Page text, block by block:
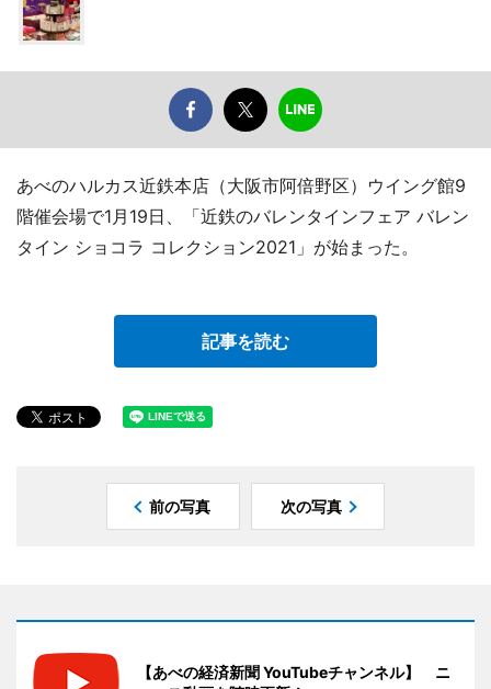
あべのハルカス近鉄本店（大阪市阿倍野区）ウイング館9
階催会場で1月19日、「近鉄のバレンタインフェア バレン
タイン ショコラ コレクション2021」が始まった。
記事を読む
前の写真 次の写真
【あべの経済新聞 YouTubeチャンネル】 ニ